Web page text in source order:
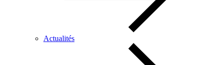
Actualités